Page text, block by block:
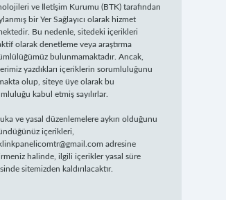
ve İletişim Kurumu (BTK) tarafından
bir Yer Sağlayıcı olarak hizmet
Bu nedenle, sitedeki içerikleri
olarak denetleme veya araştırma
bulunmamaktadır. Ancak,
yazdıkları içeriklerin sorumluluğunu
olup, siteye üye olarak bu
kabul etmiş sayılırlar.
ve yasal düzenlemelere aykırı olduğunu
içerikleri,
adresine
halinde, ilgili içerikler yasal süre
sitemizden kaldırılacaktır.